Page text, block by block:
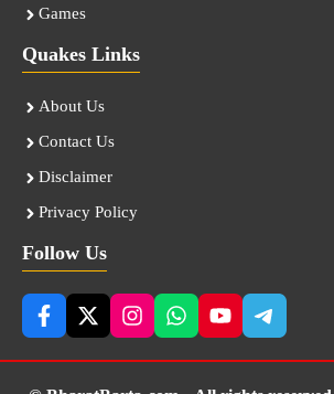
Games
Quakes Links
About Us
Contact Us
Disclaimer
Privacy Policy
Follow Us